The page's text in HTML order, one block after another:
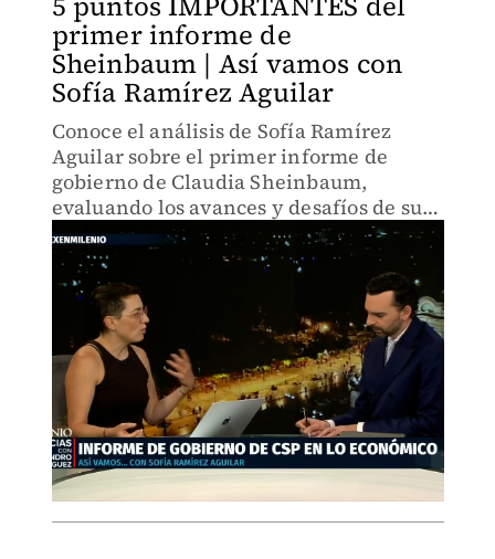
primer informe de
Sheinbaum | Así vamos con
Sofía Ramírez Aguilar
Conoce el análisis de Sofía Ramírez
Aguilar sobre el primer informe de
gobierno de Claudia Sheinbaum,
evaluando los avances y desafíos de su
administración en la Ciudad de México.